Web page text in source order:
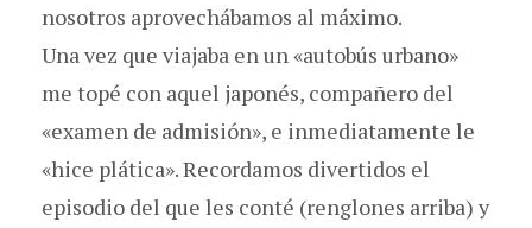
nosotros aprovechábamos al máximo.
Una vez que viajaba en un «autobús urbano»
me topé con aquel japonés, compañero del
«examen de admisión», e inmediatamente le
«hice plática». Recordamos divertidos el
episodio del que les conté (renglones arriba) y